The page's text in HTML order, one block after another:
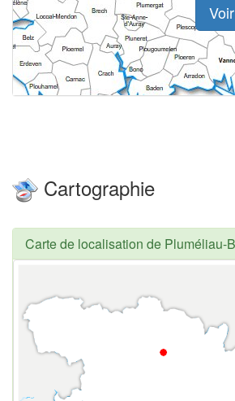
Cartographie
Carte de localisation de Pluméliau-